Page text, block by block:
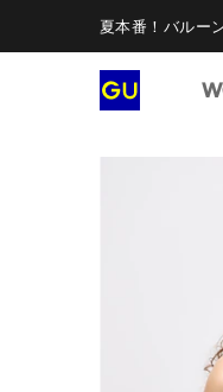
夏本番！バルー